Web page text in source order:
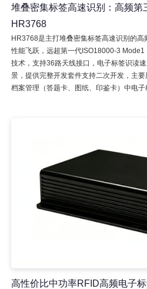
堆叠密集标签高速识别：高频第
HR3768
HR3768是主打堆叠密集标签高速识别的
性能飞跃，远超第一代ISO18000-3
技术，支持36路天线接口，电子标签识读
景，提供完整开发套件支持二次开发，主
档案管理（答题卡、图纸、印鉴卡）中电子
高性价比中功率RFID高频电子